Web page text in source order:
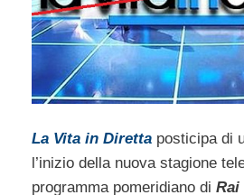
La Vita in Diretta posticipa di
l’inizio della nuova stagione
programma pomeridiano di Rai